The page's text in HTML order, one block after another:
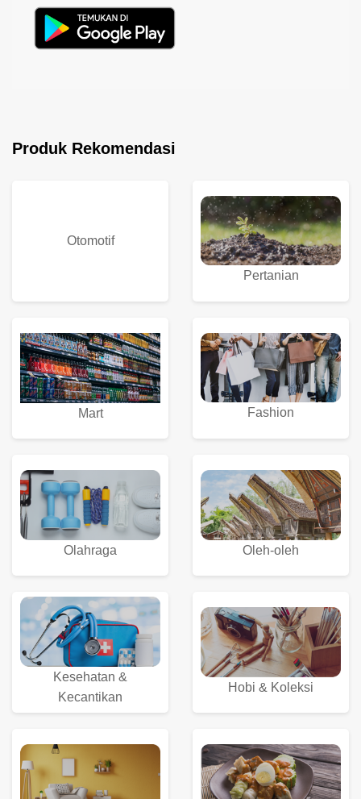
Produk Rekomendasi
Otomotif
Pertanian
Mart Fashion
Olahraga Oleh-oleh
Kesehatan &
Kecantikan
Hobi & Koleksi